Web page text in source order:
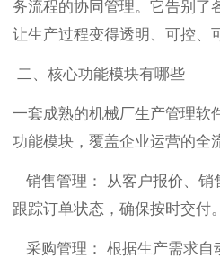
务流程的协同管理。它告别了
让生产过程变得透明、可控、
二、核心功能模块有哪些
一套成熟的机械厂生产管理软
功能模块，覆盖企业运营的全
销售管理： 从客户报价、销
跟踪订单状态，确保按时交付。
采购管理： 根据生产需求自